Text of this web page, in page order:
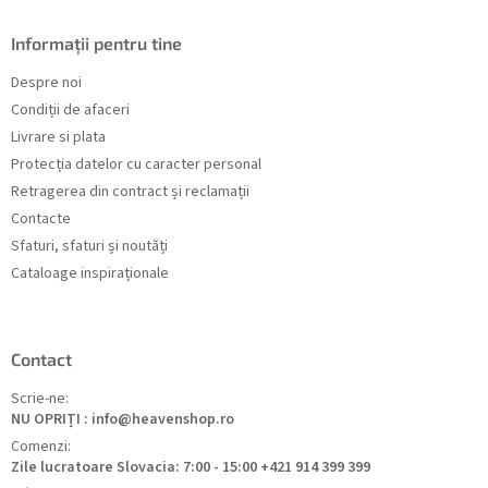
Informații pentru tine
Despre noi
Condiții de afaceri
Livrare si plata
Protecția datelor cu caracter personal
Retragerea din contract și reclamații
Contacte
Sfaturi, sfaturi și noutăți
Cataloage inspiraționale
Contact
Scrie-ne:
NU OPRIȚI : info@heavenshop.ro
Comenzi:
Zile lucratoare Slovacia: 7:00 - 15:00 +421 914 399 399